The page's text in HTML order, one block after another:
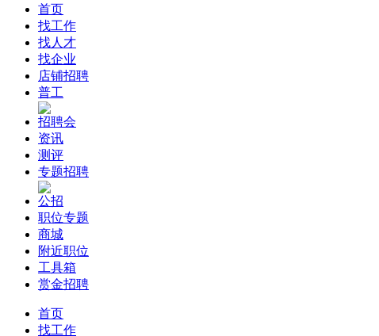
首页
找工作
找人才
找企业
店铺招聘
普工
招聘会
资讯
测评
专题招聘
公招
职位专题
商城
附近职位
工具箱
赏金招聘
首页
找工作